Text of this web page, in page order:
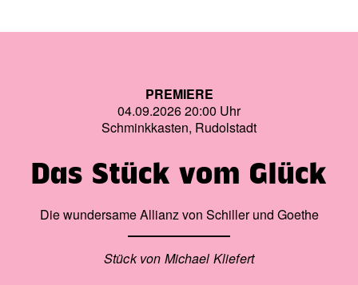
PREMIERE
04.09.2026 20:00 Uhr
Schminkkasten, Rudolstadt
Das Stück vom Glück
Die wundersame Allianz von Schiller und Goethe
Stück von Michael Kliefert